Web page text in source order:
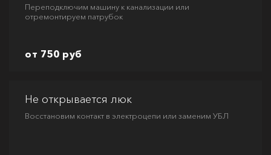
Переподключим машину к канализации или
отремонтируем патрубок
от 750 руб
Не открывается люк
Восстановим контакт в электроцепи или заменим УБЛ